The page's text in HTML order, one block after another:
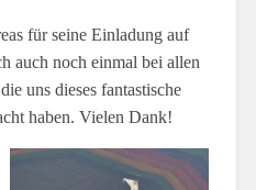
für seine Einladung auf
auch noch einmal bei allen
uns dieses fantastische
haben. Vielen Dank!